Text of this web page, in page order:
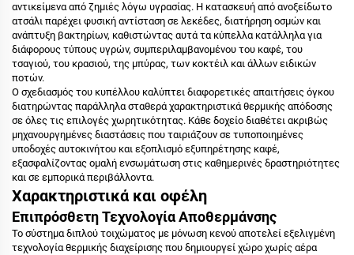
αντικείμενα από ζημιές λόγω υγρασίας. Η κατασκευή από ανοξείδωτο
ατσάλι παρέχει φυσική αντίσταση σε λεκέδες, διατήρηση οσμών και
ανάπτυξη βακτηρίων, καθιστώντας αυτά τα κύπελλα κατάλληλα για
διάφορους τύπους υγρών, συμπεριλαμβανομένου του καφέ, του
τσαγιού, του κρασιού, της μπύρας, των κοκτέιλ και άλλων ειδικών
ποτών.
Ο σχεδιασμός του κυπέλλου καλύπτει διαφορετικές απαιτήσεις όγκου
διατηρώντας παράλληλα σταθερά χαρακτηριστικά θερμικής απόδοσης
σε όλες τις επιλογές χωρητικότητας. Κάθε δοχείο διαθέτει ακριβώς
μηχανουργημένες διαστάσεις που ταιριάζουν σε τυποποιημένες
υποδοχές αυτοκινήτου και εξοπλισμό εξυπηρέτησης καφέ,
εξασφαλίζοντας ομαλή ενσωμάτωση στις καθημερινές δραστηριότητες
και σε εμπορικά περιβάλλοντα.
Χαρακτηριστικά και οφέλη
Επιπρόσθετη Τεχνολογία Αποθερμάνσης
Το σύστημα διπλού τοιχώματος με μόνωση κενού αποτελεί εξελιγμένη
τεχνολογία θερμικής διαχείρισης που δημιουργεί χώρο χωρίς αέρα